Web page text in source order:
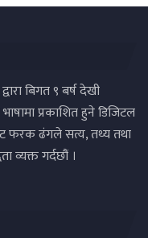
बिगत ९ बर्ष देखी
प्रकाशित हुने डिजिटल
फरक ढंगले सत्य, तथ्य तथा
व्यक्त गर्दछौं ।